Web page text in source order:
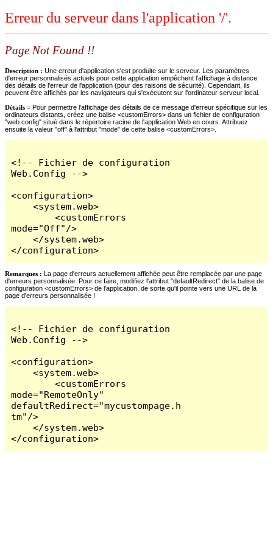
Erreur du serveur dans l'application '/'.
Page Not Found !!
Description : Une erreur d'application s'est produite sur le serveur. Les paramètres
d'erreur personnalisés actuels pour cette application empêchent l'affichage à distance
des détails de l'erreur de l'application (pour des raisons de sécurité). Cependant, ils
peuvent être affichés par les navigateurs qui s'exécutent sur l'ordinateur serveur local.
Détails = Pour permettre l'affichage des détails de ce message d'erreur spécifique sur les
ordinateurs distants, créez une balise <customErrors> dans un fichier de configuration
"web.config" situé dans le répertoire racine de l'application Web en cours. Attribuez
ensuite la valeur "off" à l'attribut "mode" de cette balise <customErrors>.
<!-- Fichier de configuration
Web.Config -->
<configuration>
    <system.web>
        <customErrors
mode="Off"/>
    </system.web>
</configuration>
Remarques : La page d'erreurs actuellement affichée peut être remplacée par une page
d'erreurs personnalisée. Pour ce faire, modifiez l'attribut "defaultRedirect" de la balise de
configuration <customErrors> de l'application, de sorte qu'il pointe vers une URL de la
page d'erreurs personnalisée !
<!-- Fichier de configuration
Web.Config -->
<configuration>
    <system.web>
        <customErrors
mode="RemoteOnly"
defaultRedirect="mycustompage.h
tm"/>
    </system.web>
</configuration>